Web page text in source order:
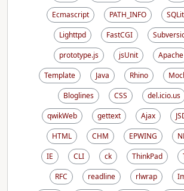
Ecmascript
PATH_INFO
Lighttpd
FastCGI
prototype.js
jsUnit Apache
Template
Java Rhino
Bloglines
CSS del.icio.us
qwikWeb
gettext Ajax
HTML
CHM EPWING
IE
CLI ck ThinkPad
RFC
readline rlwrap